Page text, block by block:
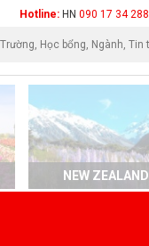
Hotline: HN 090 17 34 288
NEW ZEALAND